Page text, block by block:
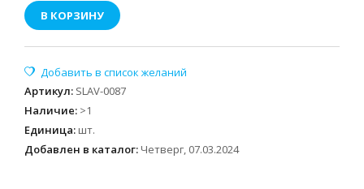
В КОРЗИНУ
Артикул: SLAV-0087
Наличие: >1
Единица: шт.
Добавлен в каталог: Четверг, 07.03.2024